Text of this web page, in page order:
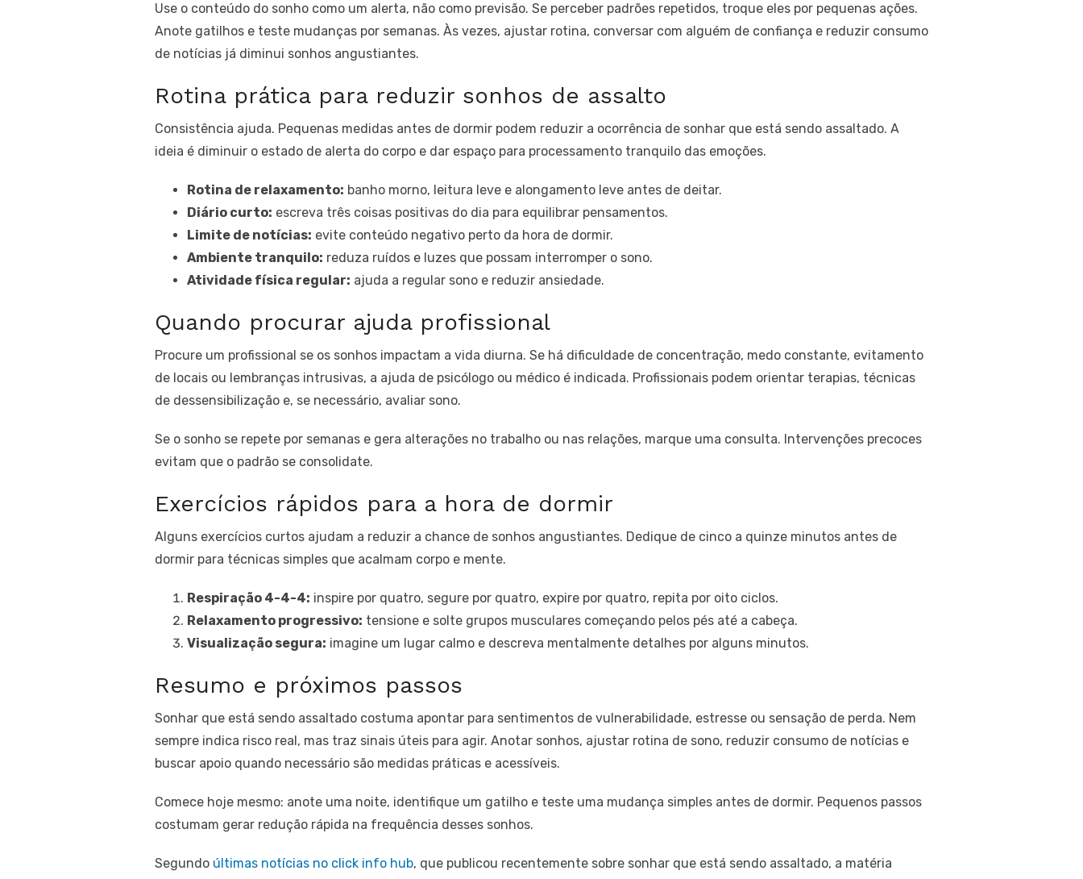
Use o conteúdo do sonho como um alerta, não como previsão. Se perceber padrões repetidos, troque eles por pequenas ações.
Anote gatilhos e teste mudanças por semanas. Às vezes, ajustar rotina, conversar com alguém de confiança e reduzir consumo
de notícias já diminui sonhos angustiantes.
Rotina prática para reduzir sonhos de assalto
Consistência ajuda. Pequenas medidas antes de dormir podem reduzir a ocorrência de sonhar que está sendo assaltado. A
ideia é diminuir o estado de alerta do corpo e dar espaço para processamento tranquilo das emoções.
Rotina de relaxamento: banho morno, leitura leve e alongamento leve antes de deitar.
Diário curto: escreva três coisas positivas do dia para equilibrar pensamentos.
Limite de notícias: evite conteúdo negativo perto da hora de dormir.
Ambiente tranquilo: reduza ruídos e luzes que possam interromper o sono.
Atividade física regular: ajuda a regular sono e reduzir ansiedade.
Quando procurar ajuda profissional
Procure um profissional se os sonhos impactam a vida diurna. Se há dificuldade de concentração, medo constante, evitamento
de locais ou lembranças intrusivas, a ajuda de psicólogo ou médico é indicada. Profissionais podem orientar terapias, técnicas
de dessensibilização e, se necessário, avaliar sono.
Se o sonho se repete por semanas e gera alterações no trabalho ou nas relações, marque uma consulta. Intervenções precoces
evitam que o padrão se consolidate.
Exercícios rápidos para a hora de dormir
Alguns exercícios curtos ajudam a reduzir a chance de sonhos angustiantes. Dedique de cinco a quinze minutos antes de
dormir para técnicas simples que acalmam corpo e mente.
Respiração 4-4-4: inspire por quatro, segure por quatro, expire por quatro, repita por oito ciclos.
Relaxamento progressivo: tensione e solte grupos musculares começando pelos pés até a cabeça.
Visualização segura: imagine um lugar calmo e descreva mentalmente detalhes por alguns minutos.
Resumo e próximos passos
Sonhar que está sendo assaltado costuma apontar para sentimentos de vulnerabilidade, estresse ou sensação de perda. Nem
sempre indica risco real, mas traz sinais úteis para agir. Anotar sonhos, ajustar rotina de sono, reduzir consumo de notícias e
buscar apoio quando necessário são medidas práticas e acessíveis.
Comece hoje mesmo: anote uma noite, identifique um gatilho e teste uma mudança simples antes de dormir. Pequenos passos
costumam gerar redução rápida na frequência desses sonhos.
Segundo últimas notícias no click info hub, que publicou recentemente sobre sonhar que está sendo assaltado, a matéria